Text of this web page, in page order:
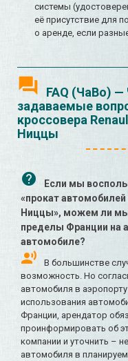
системы
её присутствие для
о аренде, если
FAQ (ЧаВо) —
задаваемые
кроссовера
Ниццы
Если мы
«прокат автомобилей
Ниццы», можем ли мы
пределы Франции на
автомобиле?
В большинстве
возможность. Но
автомобиля в
использования
Франции, арендатор
проинформировать об
компании и уточнить –
автомобиля в